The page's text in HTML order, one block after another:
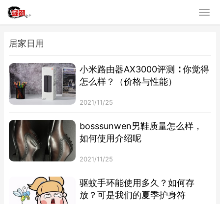
居家日用
小米路由器AX3000评测 ∶ 你觉得
怎么样？（价格与性能）
2021/11/25
bosssunwen男鞋质量怎么样，
如何使用介绍呢
2021/11/25
驱蚊手环能使用多久？如何存
放？可是我们的夏季护身符